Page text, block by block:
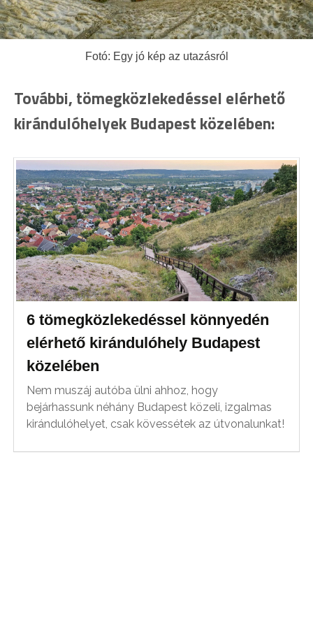
Fotó: Egy jó kép az utazásról
További, tömegközlekedéssel elérhető
kirándulóhelyek Budapest közelében:
6 tömegközlekedéssel könnyedén
elérhető kirándulóhely Budapest
közelében
Nem muszáj autóba ülni ahhoz, hogy
bejárhassunk néhány Budapest közeli, izgalmas
kirándulóhelyet, csak kövessétek az útvonalunkat!